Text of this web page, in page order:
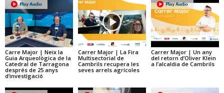
Carre Major | Neix la
Guia Arqueològica de la
Catedral de Tarragona
després de 25 anys
d’investigació
Carrer Major | La Fira
Multisectorial de
Cambrils recupera les
seves arrels agrícoles
Carrer Major | Un any
del retorn d’Oliver Klein
a l’alcaldia de Cambrils